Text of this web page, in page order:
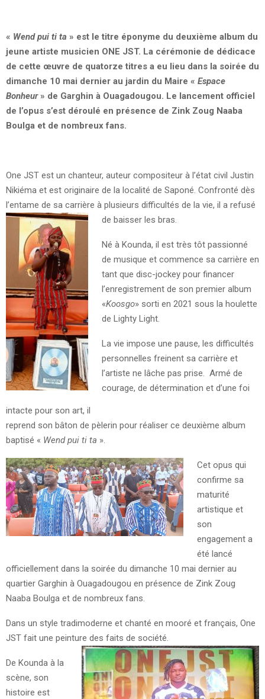
« Wend pui ti ta » est le titre éponyme du deuxième album du
jeune artiste musicien ONE JST. La cérémonie de dédicace
de cette œuvre de quatorze titres a eu lieu dans la soirée du
dimanche 10 mai dernier au jardin du Maire « Espace
Bonheur » de Garghin à Ouagadougou. Le lancement officiel
de l’opus s’est déroulé en présence de Zink Zoug Naaba
Boulga et de nombreux fans.
One JST est un chanteur, auteur compositeur à l’état civil Justin
Nikiéma et est originaire de la localité de Saponé. Confronté dès
l’entame de sa carrière à plusieurs difficultés de la vie, il a refusé
de baisser les bras.
Né à Kounda, il est très tôt passionné
de musique et commence sa carrière en
tant que disc-jockey pour financer
l’enregistrement de son premier album
«Koosgo» sorti en 2021 sous la houlette
de Lighty Light.
La vie impose une pause, les difficultés
personnelles freinent sa carrière et
l’artiste ne lâche pas prise. Armé de
courage, de détermination et d’une foi
intacte pour son art, il
reprend son bâton de pèlerin pour réaliser ce deuxième album
baptisé « Wend pui ti ta ».
Cet opus qui
confirme sa
maturité
artistique et
son
engagement a
été lancé
officiellement dans la soirée du dimanche 10 mai dernier au
quartier Garghin à Ouagadougou en présence de Zink Zoug
Naaba Boulga et de nombreux fans.
Dans un style tradimoderne et chanté en mooré et français, One
JST fait une peinture des faits de société.
De Kounda à la
scène, son
histoire est